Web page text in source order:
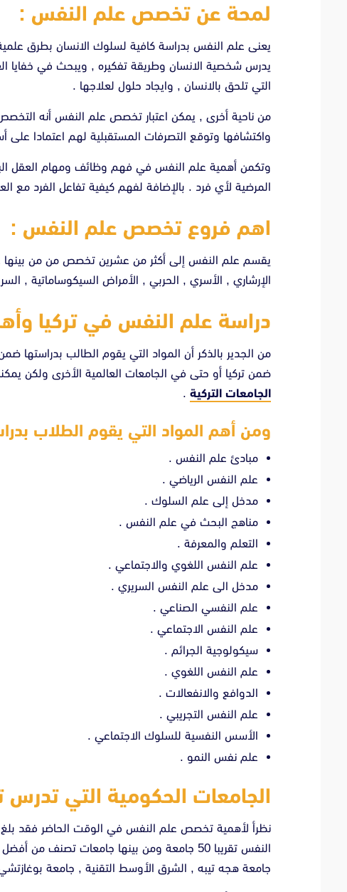
لمحة عن تخصص علم النفس :
يعنى علم النفس بدراسة كافية لسلوك الانسان بطرق
يدرس شخصية الانسان وطريقة تفكيره , ويبحث في خفايا
التي تلحق بالانسان , وايجاد حلول لعلاجها .
من ناحية أخرى , يمكن اعتبار تخصص علم النفس أنه
واكتشافها وتوقع التصرفات المستقبلية لهم اعتمادا
وتكمن أهمية علم النفس في فهم وظائف ومهام العقل
المرضية لأي فرد . بالإضافة لفهم كيفية تفاعل الفرد مع
اهم فروع تخصص علم النفس :
يقسم علم النفس إلى أكثر من عشرين تخصص من من بينها
الإرشاري , الأسري , الحربي , الأمراض السيكوساماتية ,
دراسة علم النفس في تركيا
من الجدير بالذكر أن المواد التي يقوم الطالب
ضمن تركيا أو حتى في الجامعات العالمية الأخرى ولكن
الجامعات التركية .
ومن أهم المواد التي يقوم الطلاب
مبادئ علم النفس .
علم النفس الرياضي .
مدخل إلى علم السلوك .
مناهج البحث في علم النفس .
التعلم والمعرفة .
علم النفس اللغوي والاجتماعي .
مدخل الى علم النفس السريري .
علم النفسي الصناعي .
علم النفس الاجتماعي .
سيكولوجية الجرائم .
علم النفس اللغوي .
الدوافع والانفعالات .
علم النفس التجريبي .
الأسس النفسية للسلوك الاجتماعي .
علم نفس النمو .
الجامعات الحكومية التي
نظرأ لأهمية تخصص علم النفس في الوقت الحاضر فقد
النفس تقريبا 50 جامعة ومن بينها جامعات
جامعة هجه تيبه , الشرق الأوسط التقنية , جامعة